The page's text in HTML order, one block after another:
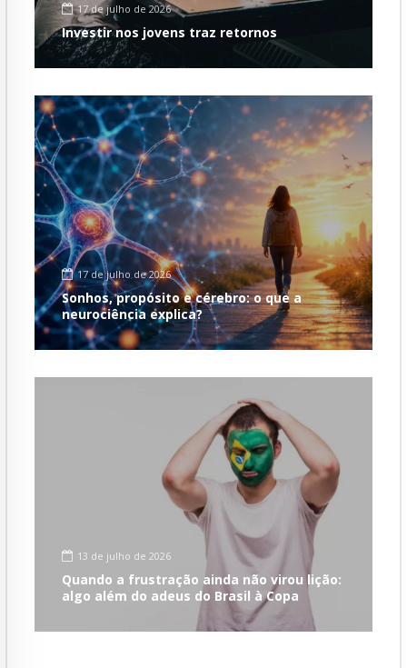
17 de julho de 2026
Investir nos jovens traz retornos
17 de julho de 2026
Sonhos, propósito e cérebro: o que a
neurociência explica?
13 de julho de 2026
Quando a frustração ainda não virou lição:
algo além do adeus do Brasil à Copa